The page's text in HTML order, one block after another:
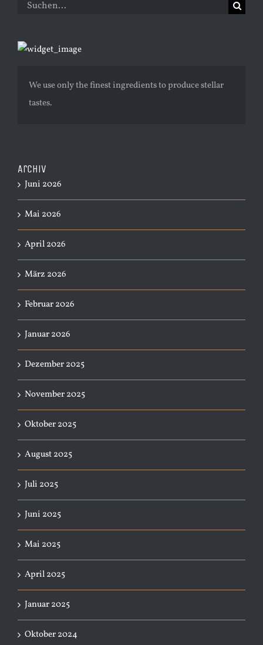
Suche
We use only the finest ingredients to produce stellar
tastes.
Archiv
Juni 2026
Mai 2026
April 2026
März 2026
Februar 2026
Januar 2026
Dezember 2025
November 2025
Oktober 2025
August 2025
Juli 2025
Juni 2025
Mai 2025
April 2025
Januar 2025
Oktober 2024